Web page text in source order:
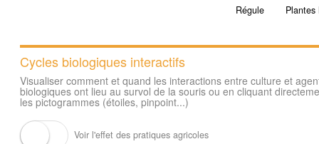
Plantes
Régule
Cycles biologiques interactifs
Visualiser comment et quand les interactions entre culture et
biologiques ont lieu au survol de la souris ou en cliquant
les pictogrammes (étoiles, pinpoint...)
Voir l'effet des pratiques agricoles